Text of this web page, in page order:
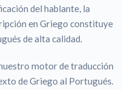
del hablante, la
en Griego constituye
de alta calidad.
motor de traducción
de Griego al Portugués.